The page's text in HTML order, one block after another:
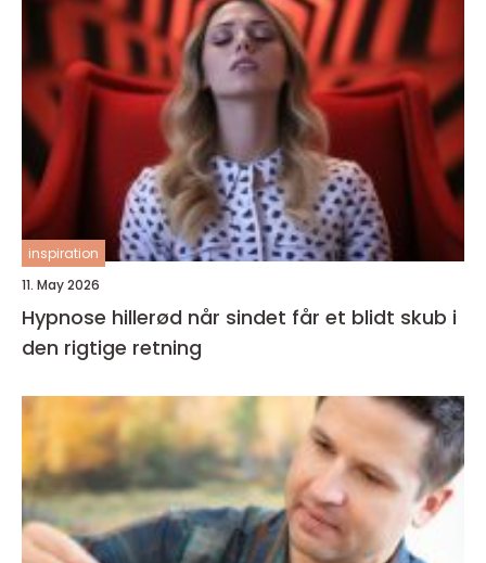
inspiration
11. May 2026
Hypnose hillerød når sindet får et blidt skub i
den rigtige retning